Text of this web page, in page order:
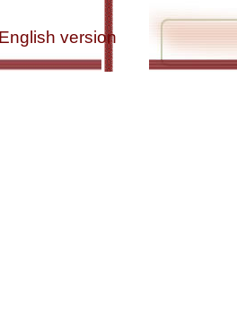
English version